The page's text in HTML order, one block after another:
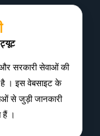
सरकारी सेवाओं की
है । इस वेबसाइट के
से जुड़ी जानकारी
हैं ।